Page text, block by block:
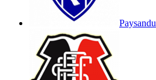
Paysandu